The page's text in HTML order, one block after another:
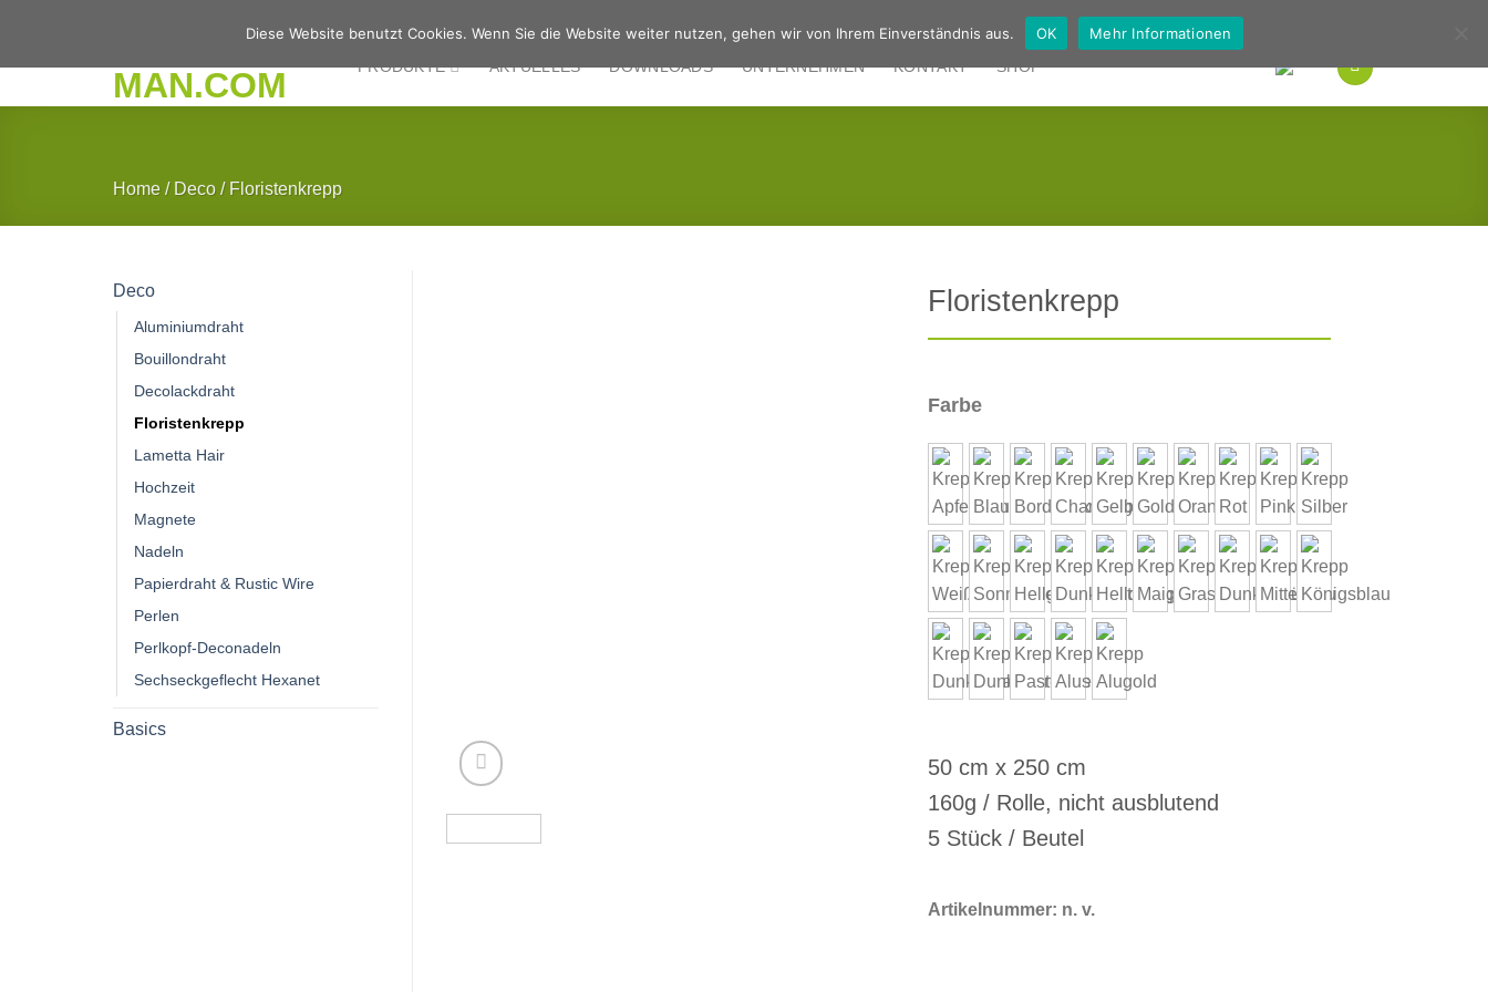
springen
Deutsch
PRODUKTE AKTUELLES DOWNLOADS UNTERNEHMEN KONTAKT SHOP
Home / Deco / Floristenkrepp
Deco
Aluminiumdraht
Bouillondraht
Decolackdraht
Floristenkrepp
Lametta Hair
Hochzeit
Magnete
Nadeln
Papierdraht & Rustic Wire
Perlen
Perlkopf-Deconadeln
Sechseckgeflecht Hexanet
Basics
Floristenkrepp
Farbe
50 cm x 250 cm
160g / Rolle, nicht ausblutend
5 Stück / Beutel
Artikelnummer: n. v.
Diese Website benutzt Cookies. Wenn Sie die Website weiter nutzen, gehen wir von Ihrem Einverständnis aus. OK Mehr Informationen